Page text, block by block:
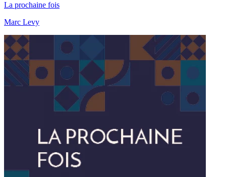
La prochaine fois
Marc Levy